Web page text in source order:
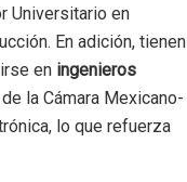
Universitario en
En adición, tienen
en ingenieros
la Cámara Mexicano-
lo que refuerza